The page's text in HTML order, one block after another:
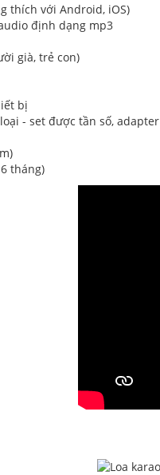
thích với Android, iOS)
định dạng mp3
già, trẻ con)
bị
- set được tần số, adapter
tháng)